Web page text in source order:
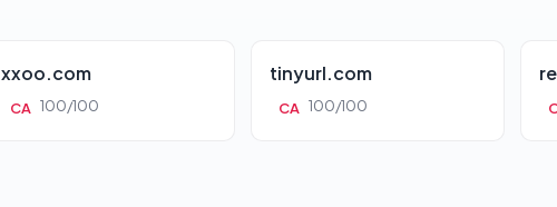
xxoo.com
CA 100/100
tinyurl.com
CA 100/100